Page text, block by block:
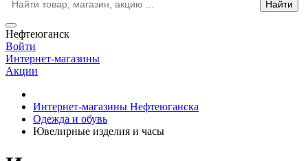
Нефтеюганск
Войти
Интернет-магазины
Акции
Интернет-магазины Нефтеюганска
Одежда и обувь
Ювелирные изделия и часы